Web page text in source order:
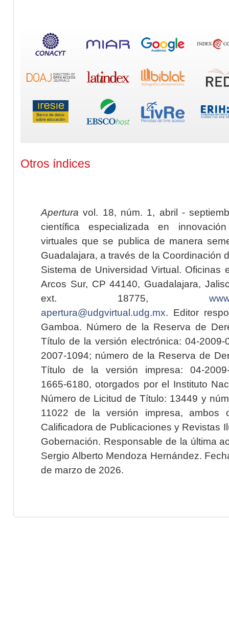
Otros índices
Apertura vol. 18, núm. 1, abril -
científica especializada en
virtuales que se publica de manera
Guadalajara, a través de la Coordinación
Sistema de Universidad Virtual. Oficinas
Arcos Sur, CP 44140, Guadalajara,
ext. 18775,
apertura@udgvirtual.udg.mx. Editor
Gamboa. Número de la Reserva de
Título de la versión electrónica: 04-2009-
2007-1094; número de la Reserva de
Título de la versión impresa: 04-2009-
1665-6180, otorgados por el Instituto
Número de Licitud de Título: 13449 y
11022 de la versión impresa, ambos
Calificadora de Publicaciones y Revistas
Gobernación. Responsable de la última
Sergio Alberto Mendoza Hernández.
de marzo de 2026.